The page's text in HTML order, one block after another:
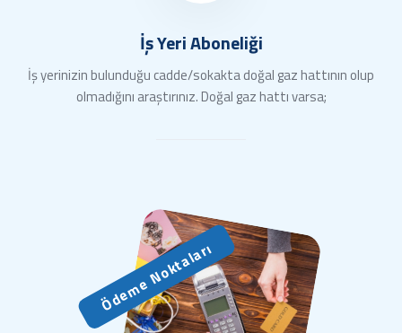
İş Yeri Aboneliği
İş yerinizin bulunduğu cadde/sokakta doğal gaz hattının olup
olmadığını araştırınız. Doğal gaz hattı varsa;
Ödeme Noktaları